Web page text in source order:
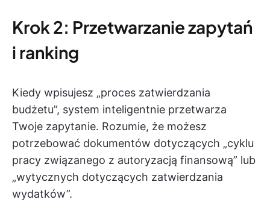
Krok 2: Przetwarzanie zapytań
i ranking
Kiedy wpisujesz „proces zatwierdzania
budżetu”, system inteligentnie przetwarza
Twoje zapytanie. Rozumie, że możesz
potrzebować dokumentów dotyczących „cyklu
pracy związanego z autoryzacją finansową” lub
„wytycznych dotyczących zatwierdzania
wydatków”.